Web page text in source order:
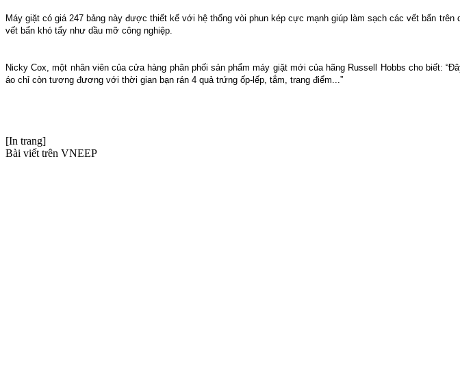
Máy giặt có giá 247 bảng này được thiết kế với hệ thống vòi phun kép cực mạnh giúp làm sạch các vết bẩn
vết bẩn khó tẩy như dầu mỡ công nghiệp.
Nicky Cox, một nhân viên của cửa hàng phân phối sản phẩm máy giặt mới của hãng Russell Hobbs cho biết:
áo chỉ còn tương đương với thời gian bạn rán 4 quả trứng ốp-lếp, tắm, trang điểm...”
[In trang]
Bài viết trên VNEEP